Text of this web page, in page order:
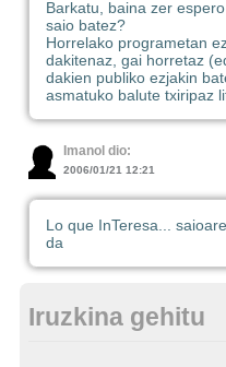
Barkatu, baina zer
saio batez?
Horrelako programetan
dakitenaz, gai horretaz
dakien publiko ezjakin
asmatuko balute txiripaz
Imanol dio:
2006/01/21 12:21
Lo que InTeresa...
da
Iruzkina gehitu